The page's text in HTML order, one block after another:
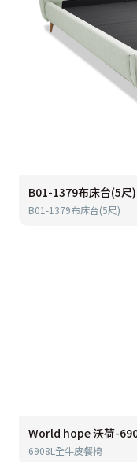
B01-1379布床台(5尺)
B01-1379布床台(5尺)
World hope 沃荷-
6908L全牛皮餐椅